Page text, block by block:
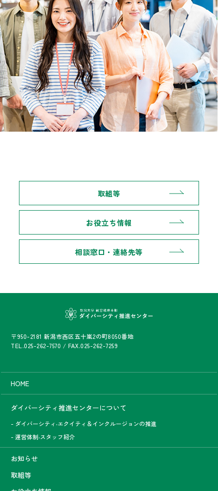
取組等
お役立ち情報
相談窓口・連絡先等
〒950-2181 新潟市西区五十嵐2の町8050番地
TEL.025-262-7570 / FAX.025-262-7259
HOME
ダイバーシティ推進センターについて
- ダイバーシティ‧エクイティ＆インクルージョンの推進
- 運営体制‧スタッフ紹介
お知らせ
取組等